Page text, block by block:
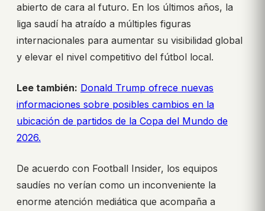
abierto de cara al futuro. En los últimos años, la
liga saudí ha atraído a múltiples figuras
internacionales para aumentar su visibilidad global
y elevar el nivel competitivo del fútbol local.
Lee también: Donald Trump ofrece nuevas
informaciones sobre posibles cambios en la
ubicación de partidos de la Copa del Mundo de
2026.
De acuerdo con Football Insider, los equipos
saudíes no verían como un inconveniente la
enorme atención mediática que acompaña a